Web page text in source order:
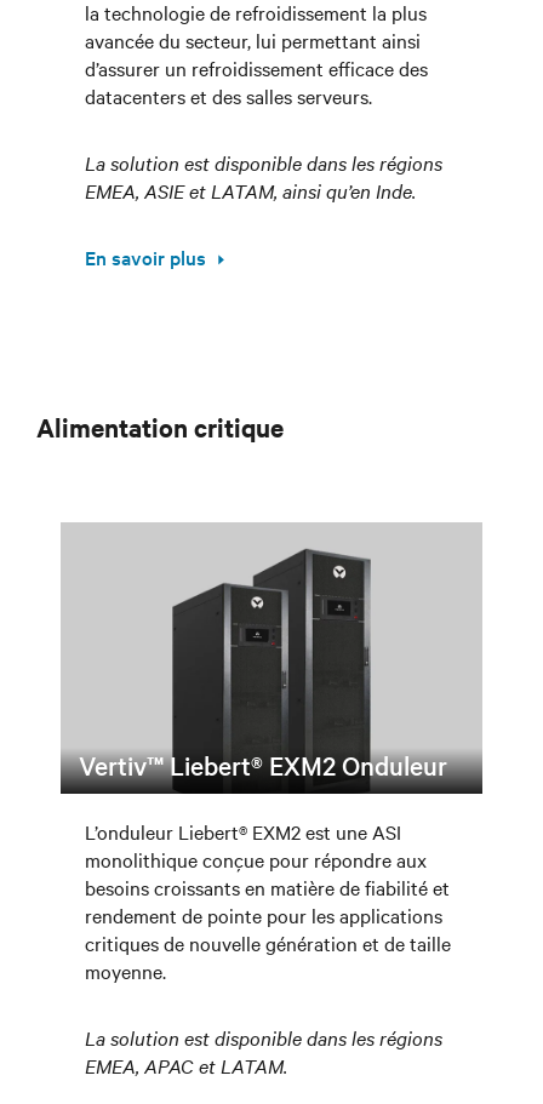
la technologie de refroidissement la plus
avancée du secteur, lui permettant ainsi
d’assurer un refroidissement efficace des
datacenters et des salles serveurs.
La solution est disponible dans les régions
EMEA, ASIE et LATAM, ainsi qu’en Inde.
En savoir plus
Alimentation critique
Vertiv™ Liebert® EXM2 Onduleur
L’onduleur Liebert® EXM2 est une ASI
monolithique conçue pour répondre aux
besoins croissants en matière de fiabilité et
rendement de pointe pour les applications
critiques de nouvelle génération et de taille
moyenne.
La solution est disponible dans les régions
EMEA, APAC et LATAM.